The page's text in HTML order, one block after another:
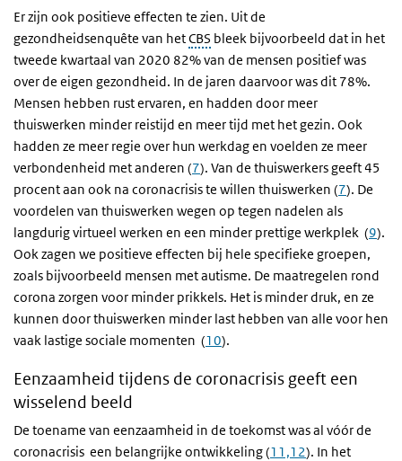
Er zijn ook positieve effecten te zien. Uit de
gezondheidsenquête van hetCBS bleek bijvoorbeeld dat in het
tweede kwartaal van 2020 82% van de mensen positief was
over de eigen gezondheid. In de jaren daarvoor was dit 78%.
Mensen hebben rust ervaren, en hadden door meer
thuiswerken minder reistijd en meer tijd met het gezin. Ook
hadden ze meer regie over hun werkdag en voelden ze meer
verbondenheid met anderen (7). Van de thuiswerkers geeft 45
procent aan ook na coronacrisis te willen thuiswerken (7). De
voordelen van thuiswerken wegen op tegen nadelen als
langdurig virtueel werken en een minder prettige werkplek (9).
Ook zagen we positieve effecten bij hele specifieke groepen,
zoals bijvoorbeeld mensen met autisme. De maatregelen rond
corona zorgen voor minder prikkels. Het is minder druk, en ze
kunnen door thuiswerken minder last hebben van alle voor hen
vaak lastige sociale momenten (10).
Eenzaamheid tijdens de coronacrisis geeft een
wisselend beeld
De toename van eenzaamheid in de toekomst was al vóór de
coronacrisis een belangrijke ontwikkeling (11,12). In het